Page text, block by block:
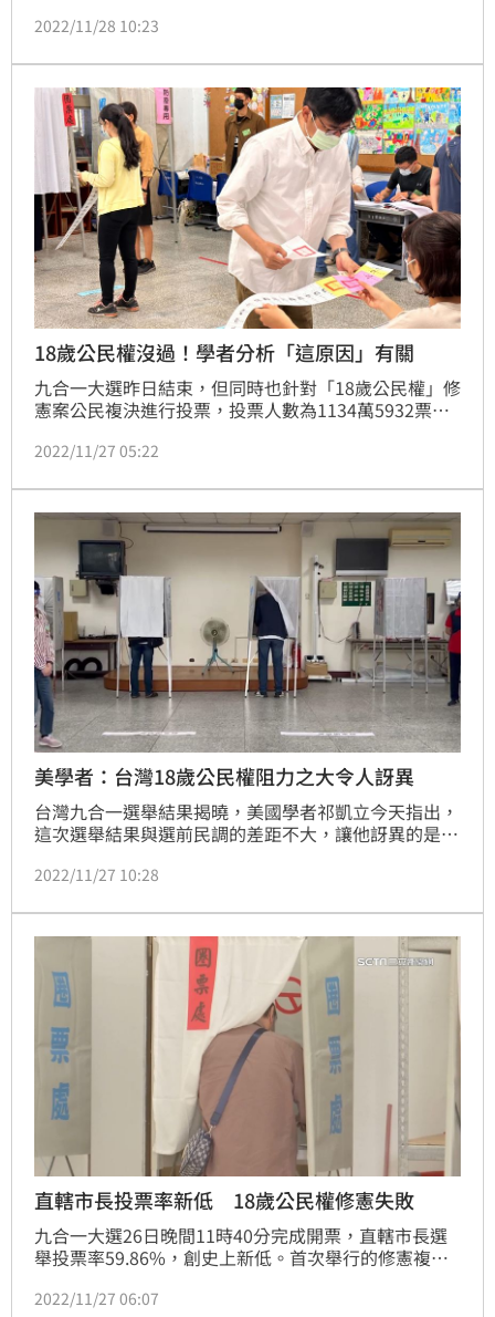
6427票；雖同意票多過不同意票，但未跨過962萬票的
質疑大家「公投內容真的有看清楚嗎？」
2022/11/28 10:23
18歲公民權沒過！學者分析「這原因」有關
九合一大選昨日結束，但同時也針對「18歲公民權」修
憲案公民複決進行投票，投票人數為1134萬5932票，
票；但未跨過962萬票的高門檻，公投修憲案失敗。對
案沒有過並不意外，但多數年輕人對於政治冷感／無感
的問題目前幾乎無解；並擔憂2024時若仍如此，民進
黨的選情恐受影響。（記者：簡浩正）
2022/11/27 05:22
美學者：台灣18歲公民權阻力之大令人訝異
台灣九合一選舉結果揭曉，美國學者祁凱立今天指出，
這次選舉結果與選前民調的差距不大，讓他訝異的是，
民權修憲複決投票反對與贊成人數相差竟然如此之小。
2022/11/27 10:28
直轄市長投票率新低 18歲公民權修憲失敗
九合一大選26日晚間11時40分完成開票，直轄市長選
舉投票率59.86%，創史上新低。首次舉行的修憲複決
也未過門檻，選舉罷免等公民權年齡仍維持年滿20歲。
2022/11/27 06:07